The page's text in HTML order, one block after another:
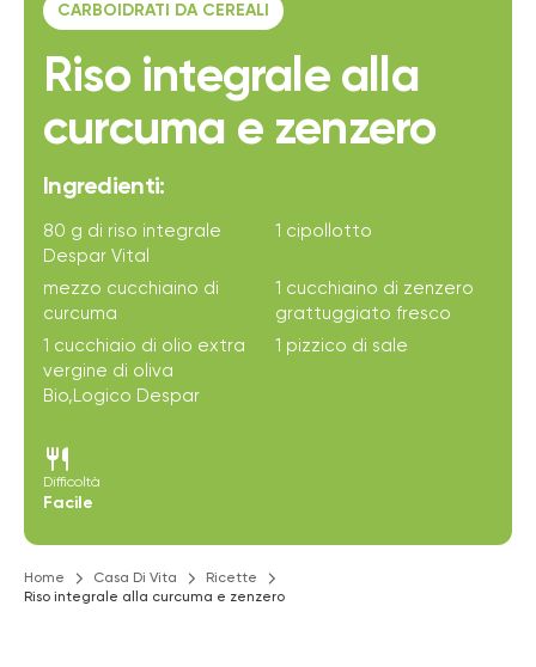
CARBOIDRATI DA CEREALI
Riso integrale alla
curcuma e zenzero
Ingredienti:
80 g di riso integrale
Despar Vital
1 cipollotto
mezzo cucchiaino di
curcuma
1 cucchiaino di zenzero
grattuggiato fresco
1 cucchiaio di olio extra
vergine di oliva
Bio,Logico Despar
1 pizzico di sale
restaurant
Difficoltà
Facile
Home Casa Di Vita
Ricette
Riso integrale alla curcuma e zenzero